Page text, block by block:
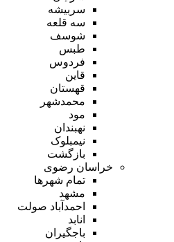
سربیشه
سه قلعه
شوسف
طبس
فردوس
قاین
قهستان
محمدشهر
مود
نهبندان
نیمبلوک
بازگشت
خراسان رضوی
تمام شهر‌ها
مشهد
احمدآباد صولت
انابد
باجگیران